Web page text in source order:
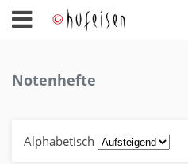
Notenhefte
Alphabetisch